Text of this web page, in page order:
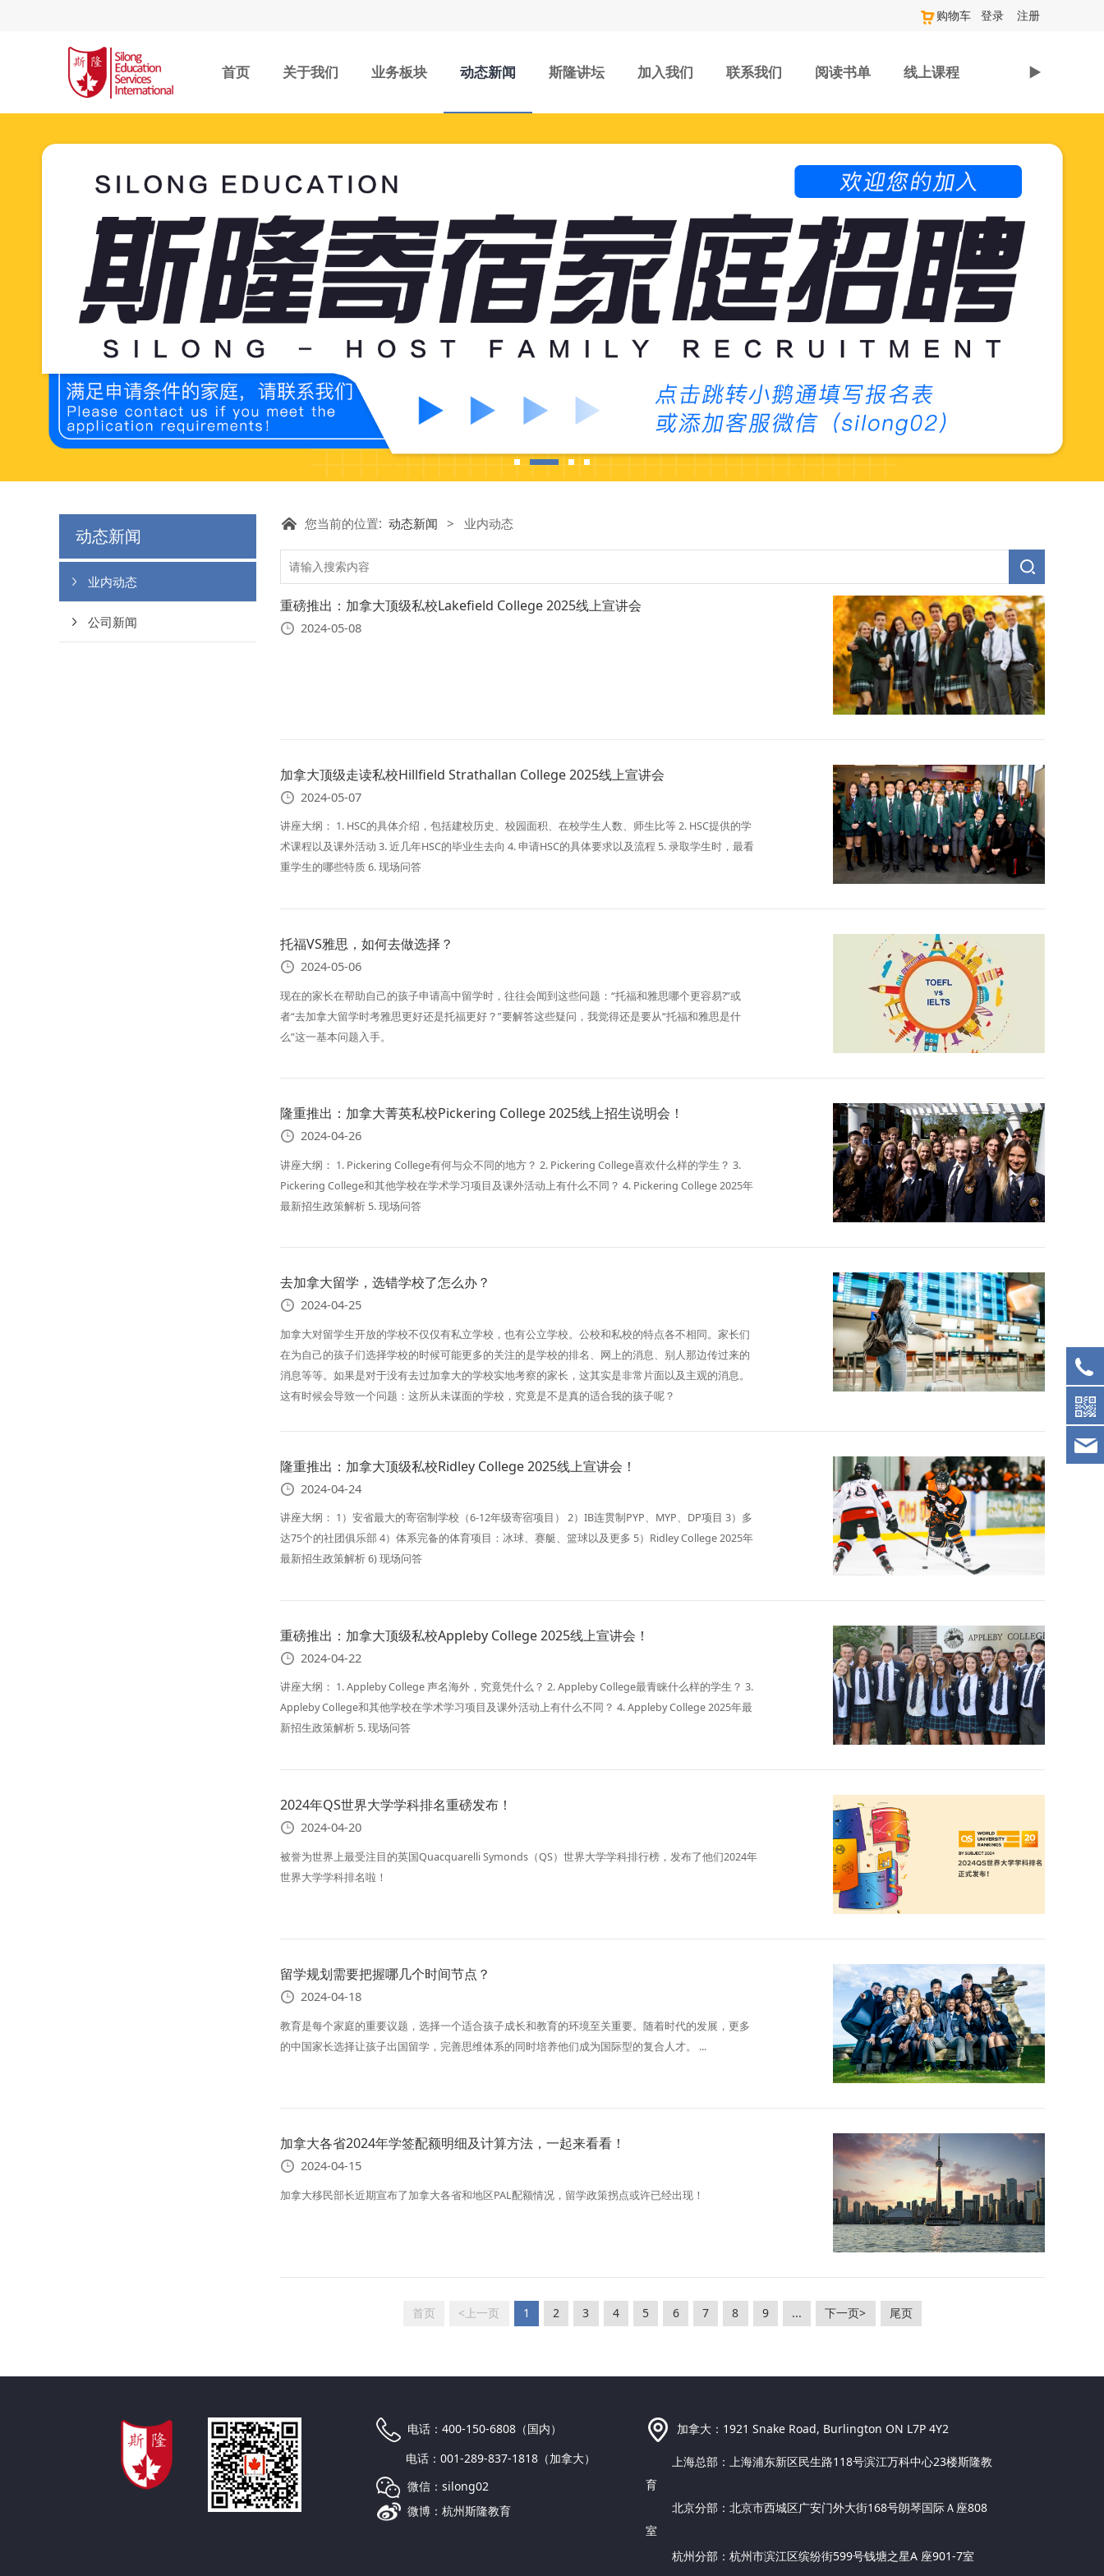
登录 注册
购物车
首页 关于我们 业务板块 动态新闻 斯隆讲坛 加入我们 联系我们 阅读书单 线上课程 ►
动态新闻
业内动态
公司新闻
您当前的位置: 动态新闻 > 业内动态
重磅推出：加拿大顶级私校Lakefield College 2025线上宣讲会
2024-05-08
加拿大顶级走读私校Hillfield Strathallan College 2025线上宣讲会
2024-05-07
讲座大纲： 1. HSC的具体介绍，包括建校历史、校园面积、在校学生人数、师生比等 2. HSC提供的学
术课程以及课外活动 3. 近几年HSC的毕业生去向 4. 申请HSC的具体要求以及流程 5. 录取学生时，最看
重学生的哪些特质 6. 现场问答
托福VS雅思，如何去做选择？
2024-05-06
现在的家长在帮助自己的孩子申请高中留学时，往往会闻到这些问题：“托福和雅思哪个更容易?”或
者“去加拿大留学时考雅思更好还是托福更好？”要解答这些疑问，我觉得还是要从“托福和雅思是什
么”这一基本问题入手。
隆重推出：加拿大菁英私校Pickering College 2025线上招生说明会！
2024-04-26
讲座大纲： 1. Pickering College有何与众不同的地方？ 2. Pickering College喜欢什么样的学生？ 3.
Pickering College和其他学校在学术学习项目及课外活动上有什么不同？ 4. Pickering College 2025年
最新招生政策解析 5. 现场问答
去加拿大留学，选错学校了怎么办？
2024-04-25
加拿大对留学生开放的学校不仅仅有私立学校，也有公立学校。公校和私校的特点各不相同。家长们
在为自己的孩子们选择学校的时候可能更多的关注的是学校的排名、网上的消息、别人那边传过来的
消息等等。如果是对于没有去过加拿大的学校实地考察的家长，这其实是非常片面以及主观的消息。
这有时候会导致一个问题：这所从未谋面的学校，究竟是不是真的适合我的孩子呢？
隆重推出：加拿大顶级私校Ridley College 2025线上宣讲会！
2024-04-24
讲座大纲： 1）安省最大的寄宿制学校（6-12年级寄宿项目） 2）IB连贯制PYP、MYP、DP项目 3）多
达75个的社团俱乐部 4）体系完备的体育项目：冰球、赛艇、篮球以及更多 5）Ridley College 2025年
最新招生政策解析 6) 现场问答
重磅推出：加拿大顶级私校Appleby College 2025线上宣讲会！
2024-04-22
讲座大纲： 1. Appleby College 声名海外，究竟凭什么？ 2. Appleby College最青睐什么样的学生？ 3.
Appleby College和其他学校在学术学习项目及课外活动上有什么不同？ 4. Appleby College 2025年最
新招生政策解析 5. 现场问答
2024年QS世界大学学科排名重磅发布！
2024-04-20
被誉为世界上最受注目的英国Quacquarelli Symonds（QS）世界大学学科排行榜，发布了他们2024年
世界大学学科排名啦！
留学规划需要把握哪几个时间节点？
2024-04-18
教育是每个家庭的重要议题，选择一个适合孩子成长和教育的环境至关重要。随着时代的发展，更多
的中国家长选择让孩子出国留学，完善思维体系的同时培养他们成为国际型的复合人才。 ...
加拿大各省2024年学签配额明细及计算方法，一起来看看！
2024-04-15
加拿大移民部长近期宣布了加拿大各省和地区PAL配额情况，留学政策拐点或许已经出现！
首页 <上一页 1 2 3 4 5 6 7 8 9 ... 下一页> 尾页
电话：400-150-6808（国内）
电话：001-289-837-1818（加拿大）
微信：silong02
微博：杭州斯隆教育
加拿大：1921 Snake Road, Burlington ON L7P 4Y2
上海总部：上海浦东新区民生路118号滨江万科中心23楼斯隆教
育
北京分部：北京市西城区广安门外大街168号朗琴国际Ａ座808
室
杭州分部：杭州市滨江区缤纷街599号钱塘之星A 座901-7室